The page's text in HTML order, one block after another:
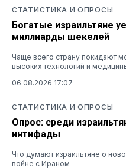
СТАТИСТИКА И ОПРОСЫ
Богатые израильтяне
миллиарды шекелей
Чаще всего страну покидают
высоких технологий и
06.08.2026 17:07
СТАТИСТИКА И ОПРОСЫ
Опрос: среди
интифады
Что думают израильтяне о
войне с Ираном